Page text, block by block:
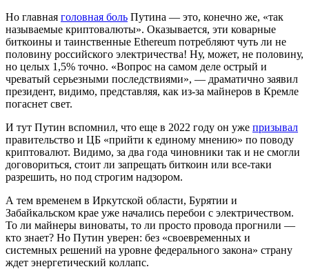
Но главная головная боль Путина — это, конечно же, «так
называемые криптовалюты». Оказывается, эти коварные
биткоины и таинственные Ethereum потребляют чуть ли не
половину российского электричества! Ну, может, не половину,
но целых 1,5% точно. «Вопрос на самом деле острый и
чреватый серьезными последствиями», — драматично заявил
президент, видимо, представляя, как из-за майнеров в Кремле
погаснет свет.
И тут Путин вспомнил, что еще в 2022 году он уже призывал
правительство и ЦБ «прийти к единому мнению» по поводу
криптовалют. Видимо, за два года чиновники так и не смогли
договориться, стоит ли запрещать биткоин или все-таки
разрешить, но под строгим надзором.
А тем временем в Иркутской области, Бурятии и
Забайкальском крае уже начались перебои с электричеством.
То ли майнеры виноваты, то ли просто провода прогнили —
кто знает? Но Путин уверен: без «своевременных и
системных решений на уровне федерального закона» страну
ждет энергетический коллапс.